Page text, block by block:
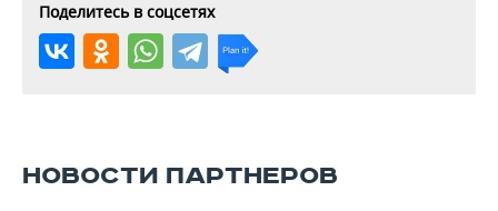
Поделитесь в соцсетях
НОВОСТИ ПАРТНЕРОВ